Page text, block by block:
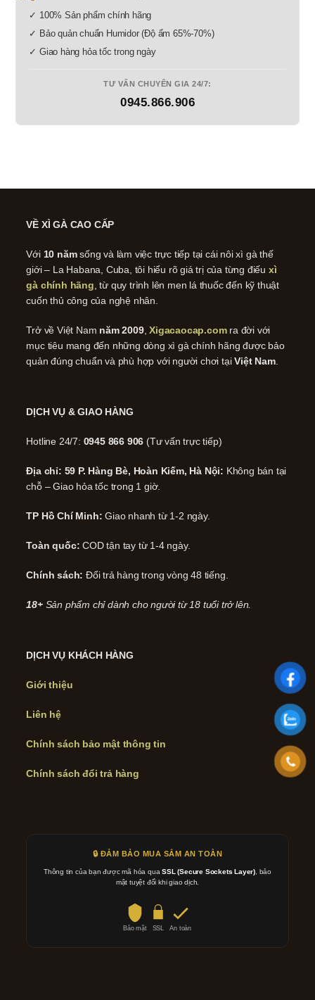
✓ 100% Sản phẩm chính hãng
✓ Bảo quản chuẩn Humidor (Độ ẩm 65%-70%)
✓ Giao hàng hỏa tốc trong ngày
TƯ VẤN CHUYÊN GIA 24/7:
0945.866.906
VỀ XÌ GÀ CAO CẤP
Với 10 nămsống và làm việc trực tiếp tại cái nôi xì gà thế
giới – La Habana, Cuba, tôi hiểu rõ giá trị của từng điếu xì
gà chính hãng , từ quy trình lên men lá thuốc đến kỹ thuật
cuốn thủ công của nghệ nhân.
Trở về Việt Nam năm 2009,Xigacaocap.comra đời với
mục tiêu mang đến những dòng xì gà chính hãng được bảo
quản đúng chuẩn và phù hợp với người chơi tạiViệt Nam.
DỊCH VỤ & GIAO HÀNG
Hotline 24/7: 0945 866 906 (Tư vấn trực tiếp)
Địa chỉ: 59 P. Hàng Bè, Hoàn Kiếm, Hà Nội: Không bán tại
chỗ – Giao hỏa tốc trong 1 giờ.
TP Hồ Chí Minh: Giao nhanh từ 1-2 ngày.
Toàn quốc: COD tận tay từ 1-4 ngày.
Chính sách: Đổi trả hàng trong vòng 48 tiếng.
18+ Sản phẩm chỉ dành cho người từ 18 tuổi trở lên.
DỊCH VỤ KHÁCH HÀNG
Giới thiệu
Liên hệ
Chính sách bảo mật thông tin
Chính sách đổi trả hàng
🔒 ĐẢM BẢO MUA SẮM AN TOÀN
Thông tin của bạn được mã hóa quaSSL (Secure Sockets Layer) , bảo
mật tuyệt đối khi giao dịch.
Bảo mật SSL An toàn